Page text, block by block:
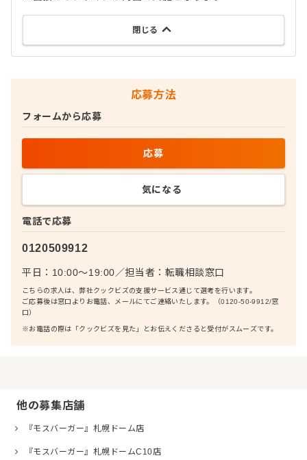
閉じる
応募方法
電話で応募
0120509912
平日：10:00〜19:00／担当者： 転職相談窓口
こちらの求人は、弊社クックビズの支援サービス通じて選考を行います。
ご応募後は窓口よりお電話、メールにてご連絡いたします。（0120-50-9912/窓
口）
※お電話の際は「クックビズを見た」とお伝えくださると受付がスムーズです。
フォームから応募
応募
気になる
他の募集店舗
『モスバーガー』札幌ドーム店
『モスバーガー』札幌ドームC10店